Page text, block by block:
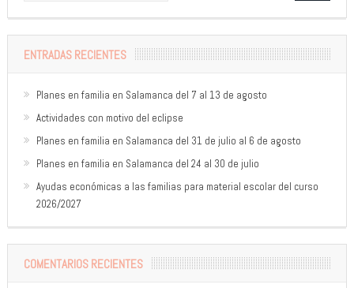
ENTRADAS RECIENTES
Planes en familia en Salamanca del 7 al 13 de agosto
Actividades con motivo del eclipse
Planes en familia en Salamanca del 31 de julio al 6 de agosto
Planes en familia en Salamanca del 24 al 30 de julio
Ayudas económicas a las familias para material escolar del curso
2026/2027
COMENTARIOS RECIENTES